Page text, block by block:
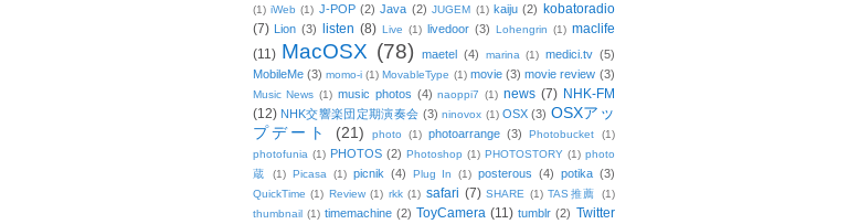
(1) iWeb (1) J-POP (2) Java (2) JUGEM (1) kaiju (2)
kobatoradio
(7) Lion (3) listen (8) Live (1) livedoor (3) Lohengrin (1) maclife
(11) MacOSX (78) maetel (4) marina (1) medici.tv (5)
MobileMe (3) momo-i (1) MovableType (1) movie (3) movie review (3)
Music News (1) music photos (4) naoppi7 (1) news (7) NHK-FM
(12) NHK交響楽団定期演奏会 (3) ninovox (1) OSX (3) OSXアッ
プデート
(21) photo (1) photoarrange (3) Photobucket
(1)
photofunia (1) PHOTOS (2) Photoshop (1) PHOTOSTORY (1) photo
蔵
(1) Picasa (1) picnik (4) Plug In (1) posterous (4) potika (3)
QuickTime (1) Review (1) rkk (1) safari (7) SHARE (1) TAS推薦
(1)
thumbnail (1) timemachine (2) ToyCamera (11) tumblr (2) Twitter